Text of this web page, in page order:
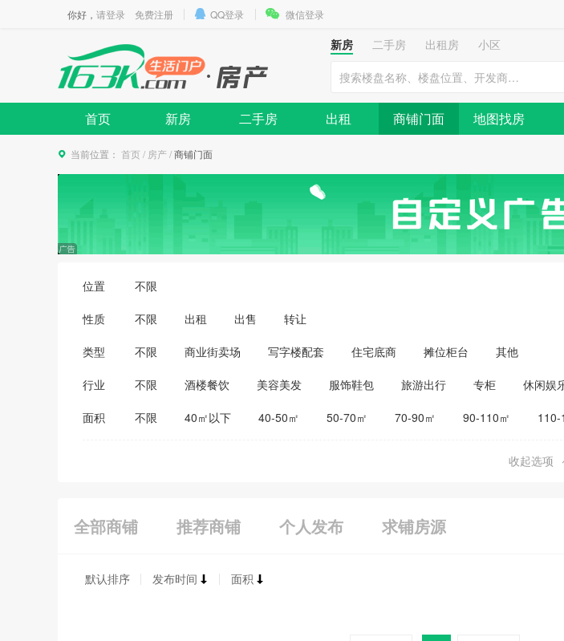
你好， 请登录 免费注册 QQ登录 微信登录
新房 二手房 出租房
小区
首页 新房 二手房 出租 商铺门面 地图找房
当前位置： 首页 / 房产/商铺门面
位置 不限
性质 不限 出租 出售 转让
类型 不限 商业街卖场 写字楼配套 住宅底商 摊位柜台 其他
行业 不限 酒楼餐饮 美容美发 服饰鞋包 旅游出行 专柜 休闲娱
医药保健
家居建材
面积 不限 40㎡以下 40-50㎡ 50-70㎡ 70-90㎡ 90-110㎡ 110-
收起选项
全部商铺 推荐商铺 个人发布 求铺房源
默认排序 发布时间 面积